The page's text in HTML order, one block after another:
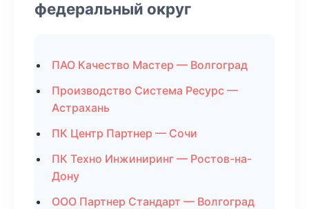
федеральный округ
ПАО Качество Мастер — Волгоград
Производство Система Ресурс —
Астрахань
ПК Центр Партнер — Сочи
ПК Техно Инжиниринг — Ростов-на-
Дону
ООО Партнер Стандарт — Волгоград